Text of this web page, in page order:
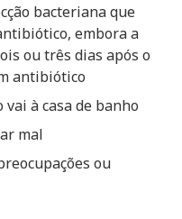
bacteriana que
embora a
ou três dias após o
antibiótico
à casa de banho
mal
ou